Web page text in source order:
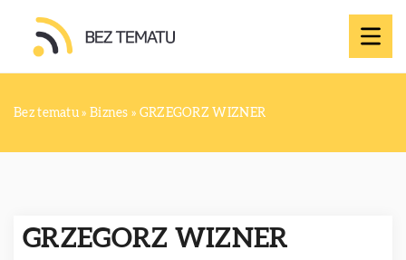
Bez tematu » Biznes » GRZEGORZ WIZNER
GRZEGORZ WIZNER